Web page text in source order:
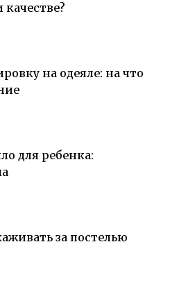
качестве?
на одеяле: на что
для ребенка:
за постелью